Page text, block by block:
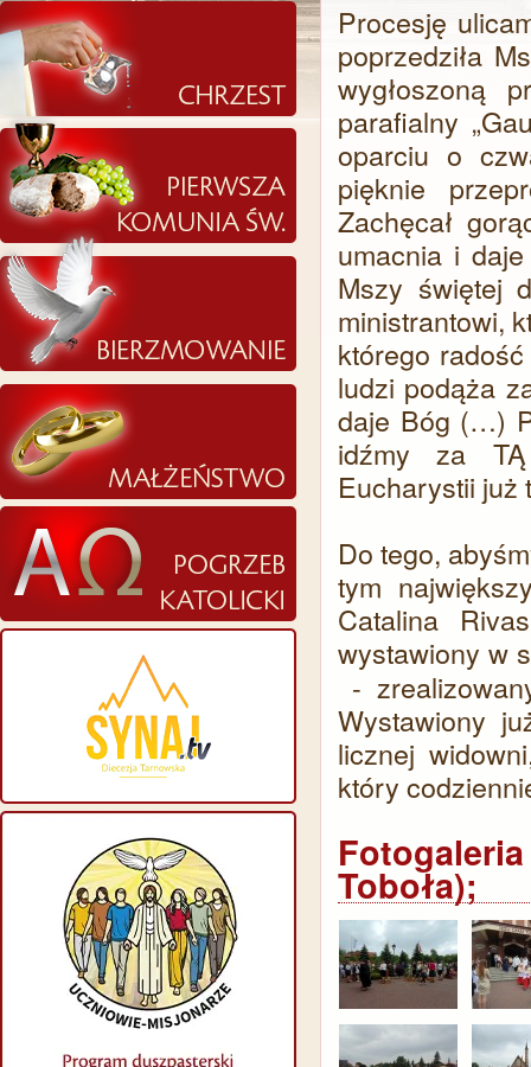
Procesję
poprzedziła
wygłoszoną
parafialny
oparciu o
pięknie
Zachęcał
umacnia i
Mszy świętej
ministrantowi,
którego
ludzi podąża
daje Bóg (…)
idźmy za
Eucharystii już
Do tego,
tym
Catalina
wystawiony w
-
Wystawiony
licznej
który
Toboła);